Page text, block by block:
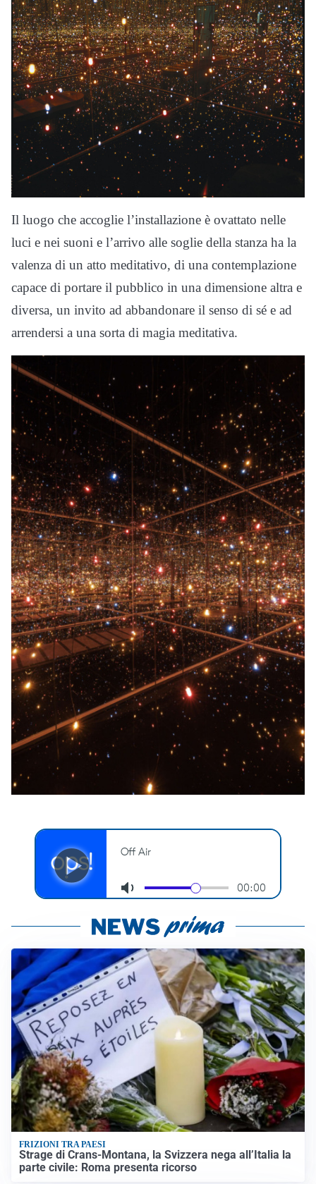
Il luogo che accoglie l’installazione è ovattato nelle
luci e nei suoni e l’arrivo alle soglie della stanza ha la
valenza di un atto meditativo, di una contemplazione
capace di portare il pubblico in una dimensione altra e
diversa, un invito ad abbandonare il senso di sé e ad
arrendersi a una sorta di magia meditativa.
FRIZIONI TRA PAESI
Strage di Crans-Montana, la Svizzera nega all’Italia la
parte civile: Roma presenta ricorso